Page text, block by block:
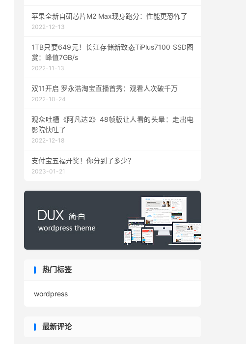
苹果全新自研芯片M2 Max现身跑分：性能更恐怖了
2022-12-13
1TB只要649元！长江存储新致态TiPlus7100 SSD图
赏：峰值7GB/s
2022-11-13
双11开启 罗永浩淘宝直播首秀：观看人次破千万
2022-10-24
观众吐槽《阿凡达2》48帧版让人看的头晕：走出电
影院快吐了
2022-12-18
支付宝五福开奖！你分到了多少？
2023-01-21
热门标签
wordpress
最新评论